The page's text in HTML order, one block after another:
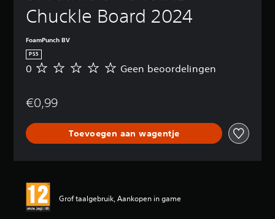
Chuckle Board 2024
FoamPunch BV
PS5
G
n
e
o
n
0 Geen beoordelingen
€0,99
Toevoegen aan wagentje
Grof taalgebruik, Aankopen in game